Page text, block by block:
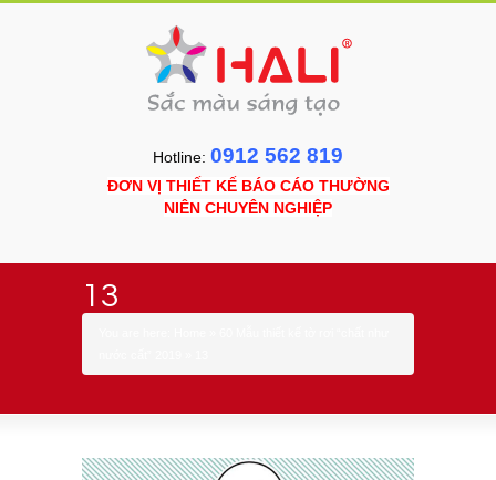
Hotline: 0912 562 819
ĐƠN VỊ THIẾT KẾ BÁO CÁO THƯỜNG
NIÊN CHUYÊN NGHIỆP
13